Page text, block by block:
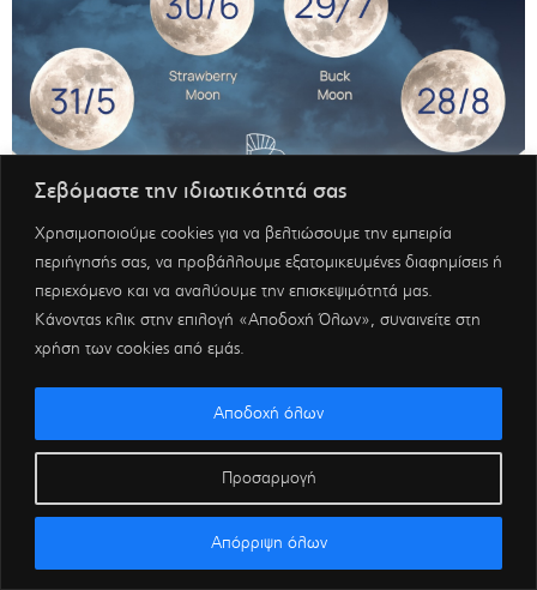
Σεβόμαστε την ιδιωτικότητά σας
Χρησιμοποιούμε cookies για να βελτιώσουμε την εμπειρία
περιήγησής σας, να προβάλλουμε εξατομικευμένες διαφημίσεις ή
περιεχόμενο και να αναλύουμε την επισκεψιμότητά μας.
Κάνοντας κλικ στην επιλογή «Αποδοχή Όλων», συναινείτε στη
χρήση των cookies από εμάς.
Προσαρμογή
Απόρριψη όλων
Αποδοχή όλων